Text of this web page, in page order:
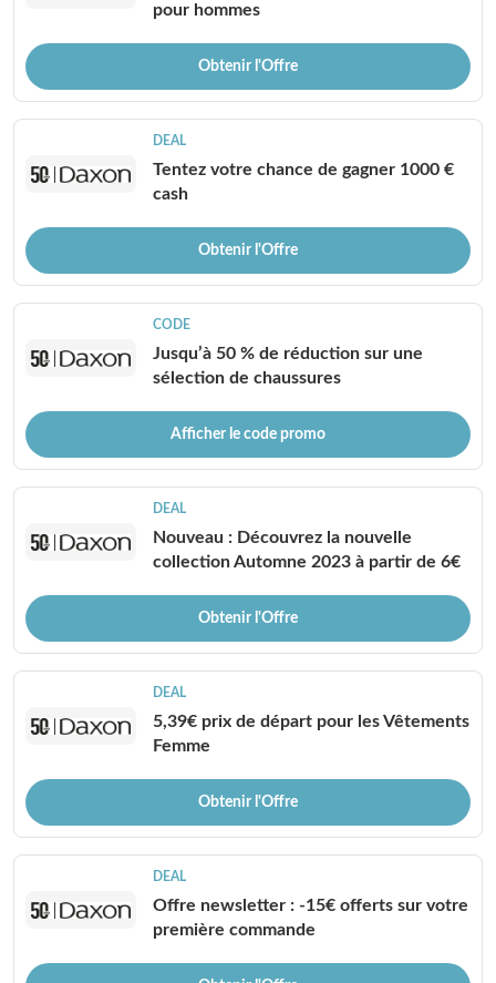
pour hommes
Obtenir l'Offre
DEAL
Tentez votre chance de gagner 1000 €
cash
Obtenir l'Offre
CODE
Jusqu’à 50 % de réduction sur une
sélection de chaussures
Afficher le code promo
DEAL
Nouveau : Découvrez la nouvelle
collection Automne 2023 à partir de 6€
Obtenir l'Offre
DEAL
5,39€ prix de départ pour les Vêtements
Femme
Obtenir l'Offre
DEAL
Offre newsletter : -15€ offerts sur votre
première commande